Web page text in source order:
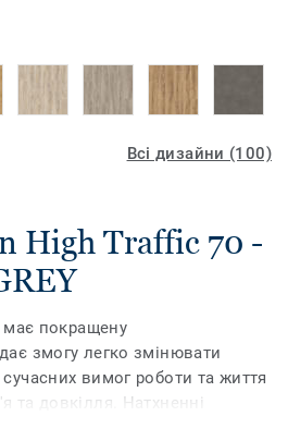
Всі дизайни (100)
High Traffic 70 -
має покращену
змогу легко змінювати
вимог роботи та життя
та довкілля. Натхненні
доповнені